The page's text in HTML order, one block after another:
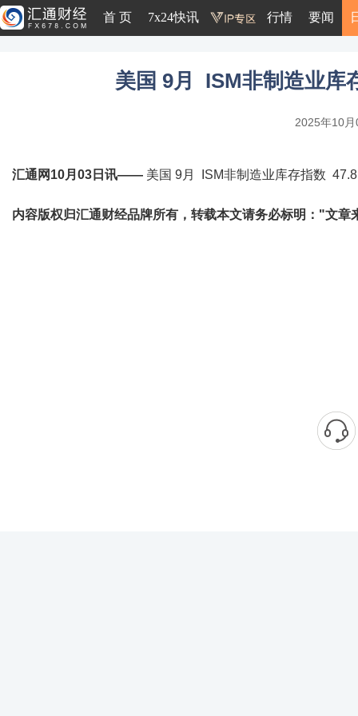
首 页 7x24快讯 行情 要闻
美国 9月 ISM非制造业库
2025年10
汇通网10月03日讯—— 美国 9月 ISM非制造业库存指数
内容版权归汇通财经品牌所有，转载本文请务必标明："文章